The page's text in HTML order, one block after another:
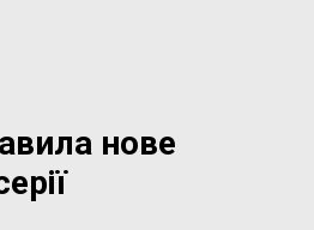
нове